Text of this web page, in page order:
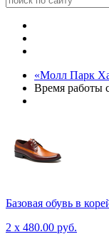
«Молл Парк
Время работы
Базовая обувь в
2 x 480.00 руб.